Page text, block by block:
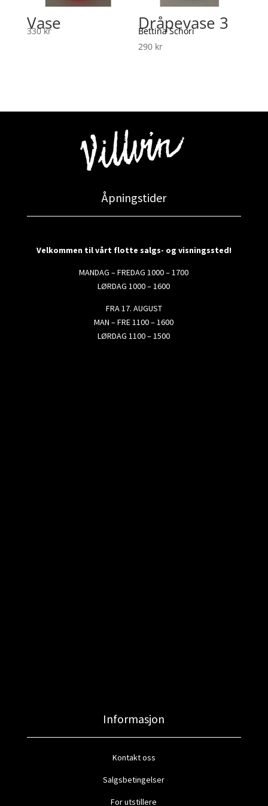
Vase
330kr Dråpevase 3
Bettina Schori
290 kr
Åpningstider
Velkommen til vårt flotte salgs- og visningssted!
MANDAG – FREDAG 1000 – 1700
LØRDAG 1000 – 1600
FRA 17. AUGUST
MAN – FRE 1100 – 1600
LØRDAG 1100 – 1500
Informasjon
Kontakt oss
Salgsbetingelser
For utstillere